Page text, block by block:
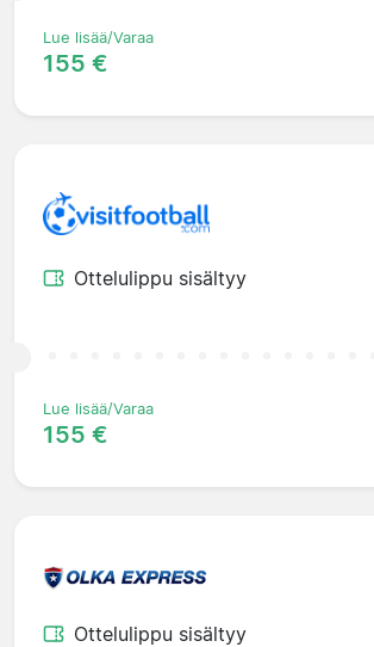
Lue lisää/Varaa
155 €
Ottelulippu sisältyy
Lue lisää/Varaa
155 €
Ottelulippu sisältyy